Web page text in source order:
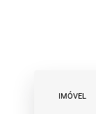
IMÓVEL